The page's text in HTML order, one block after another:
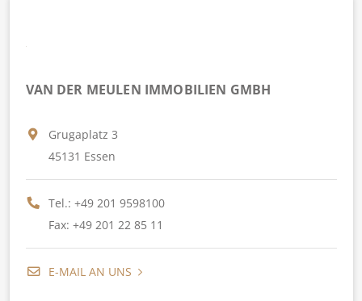
VAN DER MEULEN IMMOBILIEN GMBH
Grugaplatz 3
45131 Essen
Tel.: +49 201 9598100
Fax: +49 201 22 85 11
E-MAIL AN UNS